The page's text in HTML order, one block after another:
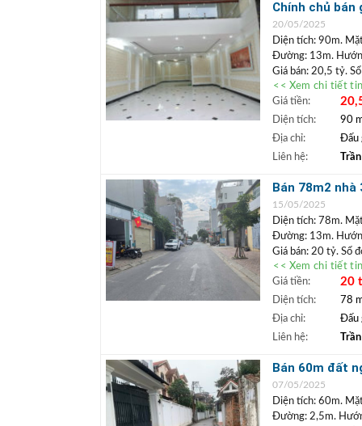
+ Miễn phí
6,5%/năm.
Chính chủ bán
doanh, định cư
20/05/2025
Diện tích: 90m.
Đường: 13m.
Giá bán: 20,5 tỷ.
Nhà khu đấu giá
doanh, hoặc làm
kế 5 tầng, có thang
+++ Liên hệ xem
+Bất động
+ Miễn phí
6,5%/năm.
<< Xem chi tiết
Giá tiền:
Diện tích:
90
Địa chỉ:
Đấu
Liên hệ:
Bán 78m2
Phúc Lợi, vị trí
15/05/2025
Diện tích: 78m.
Đường: 13m.
Giá bán: 20 tỷ. Sổ
Vị trí: Nhà dân xây
bán gấp. Nhà mặt
cho thuê được
+++ Liên hệ xem
+Bất động
+ Miễn phí
6,5%/năm.
<< Xem chi tiết
Giá tiền:
20
Diện tích:
78
Địa chỉ:
Đấu
Liên hệ:
Bán 60m đất
07/05/2025
Diện tích: 60m.
Đường: 2,5m.